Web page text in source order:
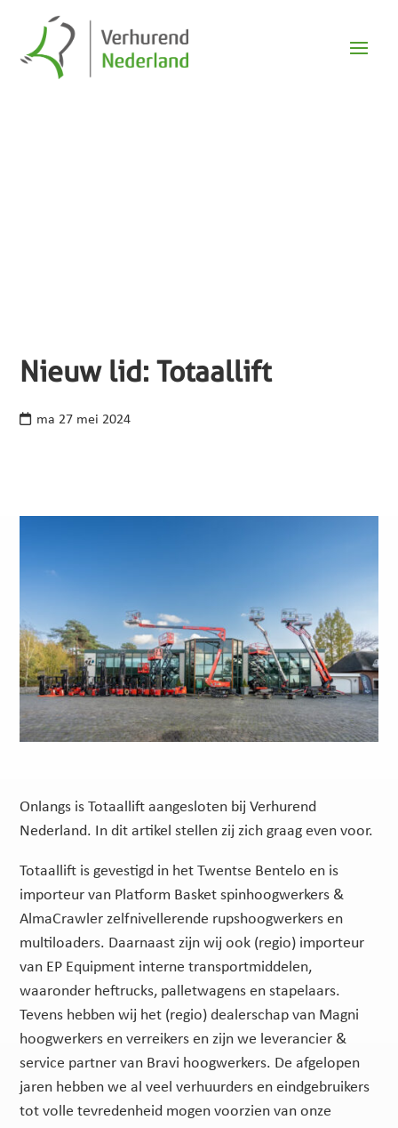
Nieuw lid: Totaallift
ma 27 mei 2024
Onlangs is Totaallift aangesloten bij Verhurend
Nederland. In dit artikel stellen zij zich graag even voor.
Totaallift is gevestigd in het Twentse Bentelo en is
importeur van Platform Basket spinhoogwerkers &
AlmaCrawler zelfnivellerende rupshoogwerkers en
multiloaders. Daarnaast zijn wij ook (regio) importeur
van EP Equipment interne transportmiddelen,
waaronder heftrucks, palletwagens en stapelaars.
Tevens hebben wij het (regio) dealerschap van Magni
hoogwerkers en verreikers en zijn we leverancier &
service partner van Bravi hoogwerkers. De afgelopen
jaren hebben we al veel verhuurders en eindgebruikers
tot volle tevredenheid mogen voorzien van onze